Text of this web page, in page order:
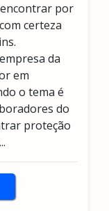
por
certeza
da
em
o tema é
do
proteção